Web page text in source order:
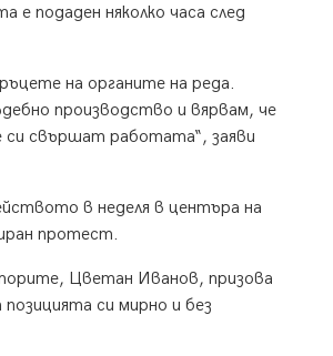
е подаден няколко часа след
на органите на реда.
производство и вярвам, че
свършат работата“, заяви
в неделя в центъра на
протест.
Цветан Иванов, призова
си мирно и без